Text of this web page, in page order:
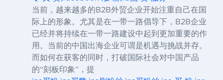
当前，越来越多的B2B外贸企业开始注重自己在国
际上的形象。尤其是在一带一路倡导下，B2B企业
已经并将持续在一带一路建设中起到更加重要的作
用。当前的中国出海企业可谓是机遇与挑战并存。
而如何在获客的同时，打破国际社会对中国产品
的“刻板印象”，提